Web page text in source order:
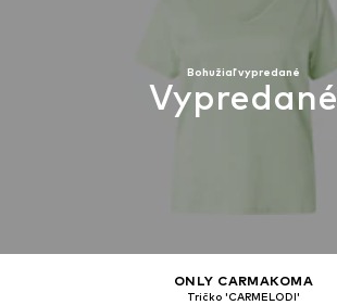
Bohužiaľ vypredané
Vypredané
ONLY CARMAKOMA
Tričko 'CARMELODI'